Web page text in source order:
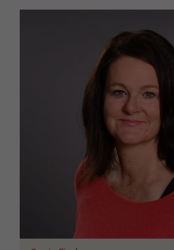
Facebook
3 Monate
Der Zweck von _fbp ist
die Werbe- und
von Facebook
Cookie ist ein
Facebook platziert es,
Verbraucher auf
Cookie verfolgt die
Nutzers auf
und meldet dieses